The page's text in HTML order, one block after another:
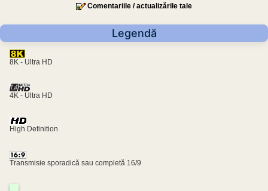
Comentariile / actualizările tale
Legendă
8K - Ultra HD
4K - Ultra HD
High Definition
Transmisie sporadică sau completă 16/9